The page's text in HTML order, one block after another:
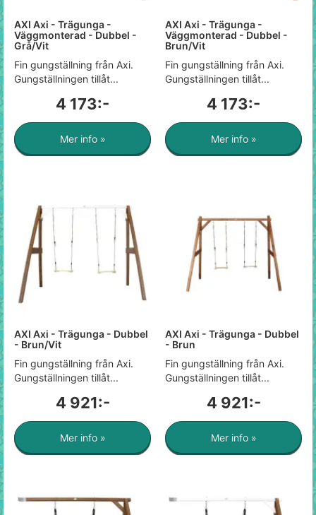
AXI Axi - Trägunga -
Väggmonterad - Dubbel -
Grå/Vit
Fin gungställning från Axi.
Gungställningen tillåt...
4 173:-
Mer info »
AXI Axi - Trägunga -
Väggmonterad - Dubbel -
Brun/Vit
Fin gungställning från Axi.
Gungställningen tillåt...
4 173:-
Mer info »
AXI Axi - Trägunga - Dubbel
- Brun/Vit
Fin gungställning från Axi.
Gungställningen tillåt...
4 921:-
Mer info »
AXI Axi - Trägunga - Dubbel
- Brun
Fin gungställning från Axi.
Gungställningen tillåt...
4 921:-
Mer info »